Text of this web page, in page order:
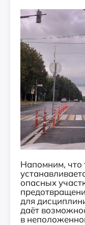
Напомним, что
опасных
для
даёт
в